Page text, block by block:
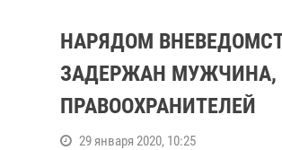
НАРЯДОМ
ЗАДЕРЖАН МУЖЧИНА,
ПРАВООХРАНИТЕЛЕЙ
29 января 2020, 10:25